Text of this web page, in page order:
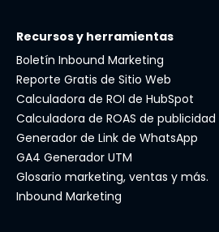
Recursos y herramientas
Boletín Inbound Marketing
Reporte Gratis de Sitio Web
Calculadora de ROI de HubSpot
Calculadora de ROAS de publicidad
Generador de Link de WhatsApp
GA4 Generador UTM
Glosario marketing, ventas y más.
Inbound Marketing